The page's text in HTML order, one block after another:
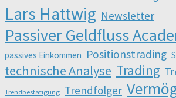
Lars Hattwig Newsletter
Passiver Geldfluss
passives Einkommen Positionstrading
technische Analyse Trading
Trendbestätigung Trendfolger